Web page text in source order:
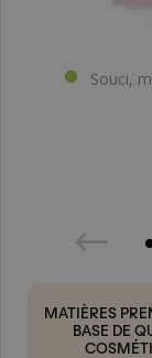
Souci,
MATIÈRES
BASE DE